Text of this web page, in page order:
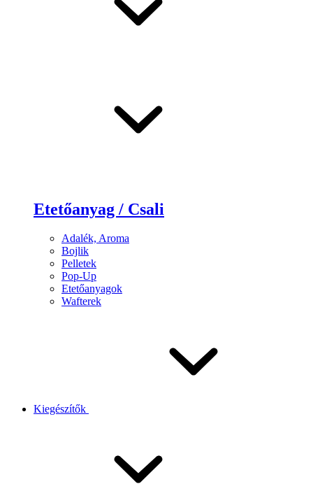
Etetőanyag / Csali
Adalék, Aroma
Bojlik
Pelletek
Pop-Up
Etetőanyagok
Wafterek
Kiegészítők